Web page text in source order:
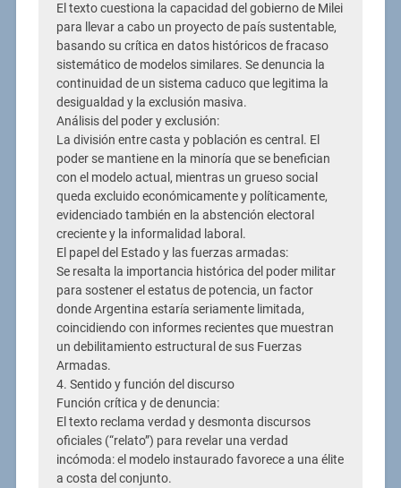
El texto cuestiona la capacidad del gobierno de Milei
para llevar a cabo un proyecto de país sustentable,
basando su crítica en datos históricos de fracaso
sistemático de modelos similares. Se denuncia la
continuidad de un sistema caduco que legitima la
desigualdad y la exclusión masiva.
Análisis del poder y exclusión:
La división entre casta y población es central. El
poder se mantiene en la minoría que se benefician
con el modelo actual, mientras un grueso social
queda excluido económicamente y políticamente,
evidenciado también en la abstención electoral
creciente y la informalidad laboral.
El papel del Estado y las fuerzas armadas:
Se resalta la importancia histórica del poder militar
para sostener el estatus de potencia, un factor
donde Argentina estaría seriamente limitada,
coincidiendo con informes recientes que muestran
un debilitamiento estructural de sus Fuerzas
Armadas.
4. Sentido y función del discurso
Función crítica y de denuncia:
El texto reclama verdad y desmonta discursos
oficiales (“relato”) para revelar una verdad
incómoda: el modelo instaurado favorece a una élite
a costa del conjunto.